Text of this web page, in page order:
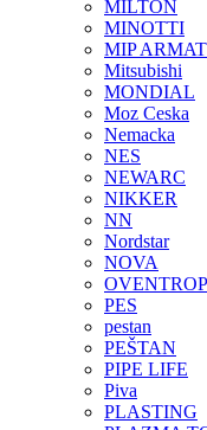
MILTON
MINOTTI
MIP
Mitsubishi
MONDIAL
Moz Ceska
Nemacka
NES
NEWARC
NIKKER
NN
Nordstar
NOVA
OVENTROP
PES
pestan
PEŠTAN
PIPE LIFE
Piva
PLASTING